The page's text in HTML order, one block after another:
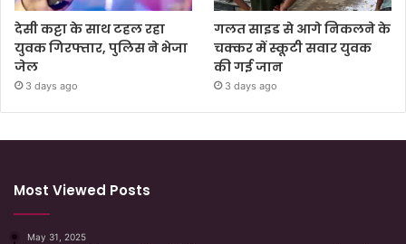
देसी कट्टा के साथ टहल रहा
युवक गिरफ्तार, पुलिस ने भेजा
जेल
3 days ago
गलत साइड से आगे निकलने के
चक्कर में स्कूटी सवार युवक
की गई जान
3 days ago
Most Viewed Posts
May 31, 2025